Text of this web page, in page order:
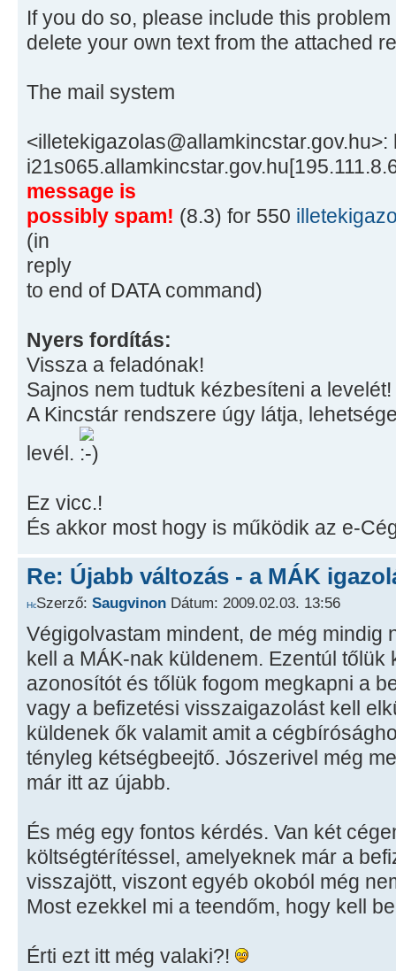
If you do so, please include this
delete your own text from the attached
The mail system
<illetekigazolas@allamkincstar.gov.hu>:
message is
possibly spam! (8.3) for 550
(in
reply
to end of DATA command)
Nyers fordítás:
Vissza a feladónak!
Sajnos nem tudtuk kézbesíteni a levelét!
A Kincstár rendszere úgy látja,
levél.
Ez vicc.!
És akkor most hogy is működik az e-
Re: Újabb változás - a MÁK
Szerző: Saugvinon Dátum: 2009.02.03. 13:56
Végigolvastam mindent, de még mindig
kell a MÁK-nak küldenem. Ezentúl tőlük
azonosítót és tőlük fogom megkapni a
vagy a befizetési visszaigazolást kell
küldenek ők valamit amit a
tényleg kétségbeejtő. Jószerivel még
már itt az újabb.
És még egy fontos kérdés. Van két
költségtérítéssel, amelyeknek már a
visszajött, viszont egyéb okoból még
Most ezekkel mi a teendőm, hogy kell
Érti ezt itt még valaki?!